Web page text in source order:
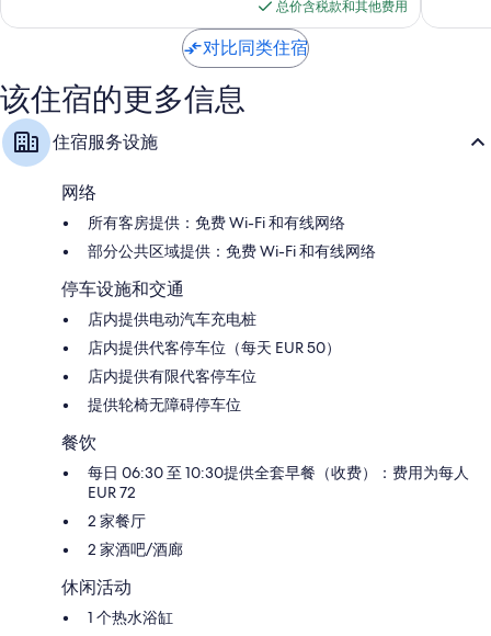
416
评
格
$2,292
总价含税款和其他费用
344
对比同类住宿
该住宿的更多信息
住宿服务设施
网络
所有客房提供：免费 Wi-Fi 和有线网络
部分公共区域提供：免费 Wi-Fi 和有线网络
停车设施和交通
店内提供电动汽车充电桩
店内提供代客停车位（每天 EUR 50）
店内提供有限代客停车位
提供轮椅无障碍停车位
餐饮
每日 06:30 至 10:30提供全套早餐（收费）：费用为每人
EUR 72
2 家餐厅
2 家酒吧/酒廊
休闲活动
1 个热水浴缸